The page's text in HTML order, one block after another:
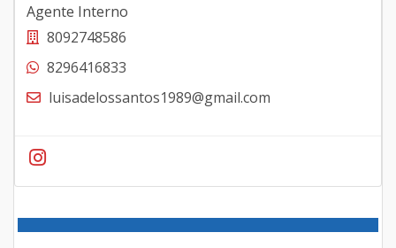
Agente Interno
8092748586
8296416833
luisadelossantos1989@gmail.com